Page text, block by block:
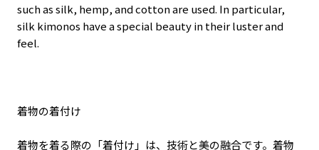
such as silk, hemp, and cotton are used. In particular,
silk kimonos have a special beauty in their luster and
feel.
着物の着付け
着物を着る際の「着付け」は、技術と美の融合です。着物